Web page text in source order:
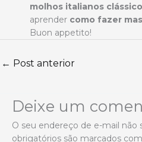
molhos italianos
aprender como fazer
Buon appetito!
← Post anterior
Deixe um
O seu endereço de e-mail não
obrigatórios são marcados com